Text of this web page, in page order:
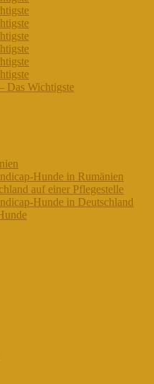
Das Wichtigste
Hunde in Rumänien
auf einer Pflegestelle
Hunde in Deutschland